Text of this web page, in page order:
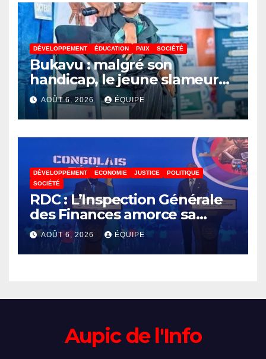
DÉVELOPPEMENT ÉDUCATION PAIX SOCIÉTÉ
Bukavu : malgré son
handicap, le jeune slameur
Akonkwa Kenyata Bernard
lance un appel à la solidarité
pour poursuivre ses études
AOÛT 6, 2026 ÉQUIPE
DÉVELOPPEMENT ECONOMIE JUSTICE
POLITIQUE
SOCIÉTÉ
RDC : L’Inspection Générale
des Finances amorce sa
révolution numérique pour
un contrôle permanent des
finances publiques
AOÛT 6, 2026 ÉQUIPE
Aupic de l'Info